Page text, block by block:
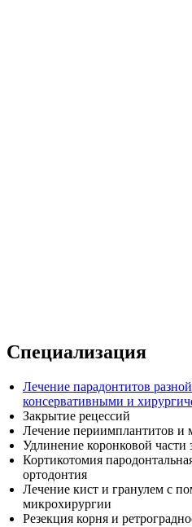
Специализация
Лечение парадонтитов
консервативными и
Закрытие рецессий
Лечение периимплантитов и
Удлинение коронковой части
Кортикотомия
ортодонтия
Лечение кист и гранулем с
микрохирургии
Резекция корня и